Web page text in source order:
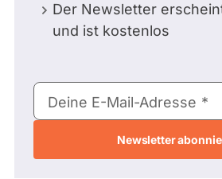
Der Newsletter
und ist kostenlos
E-
Mail-
Deine E-Mail-Adresse